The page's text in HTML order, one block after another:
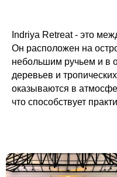
Indriya Retreat - это
Он расположен на
небольшим ручьем и в
деревьев и
оказываются в
что способствует